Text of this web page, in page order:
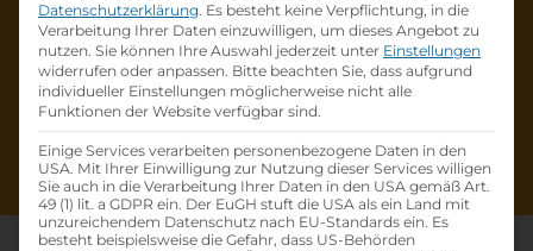
Firmenprofil besuchen
Andere Lehrstelle suchen
Datenschutzerklärung. Es besteht keine Verpflichtung, in die
Verarbeitung Ihrer Daten einzuwilligen, um dieses Angebot zu
nutzen. Sie können Ihre Auswahl jederzeit unter Einstellungen
widerrufen oder anpassen. Bitte beachten Sie, dass aufgrund
individueller Einstellungen möglicherweise nicht alle
Funktionen der Website verfügbar sind.
Einige Services verarbeiten personenbezogene Daten in den
USA. Mit Ihrer Einwilligung zur Nutzung dieser Services willigen
Sie auch in die Verarbeitung Ihrer Daten in den USA gemäß Art.
49 (1) lit. a GDPR ein. Der EuGH stuft die USA als ein Land mit
unzureichendem Datenschutz nach EU-Standards ein. Es
besteht beispielsweise die Gefahr, dass US-Behörden